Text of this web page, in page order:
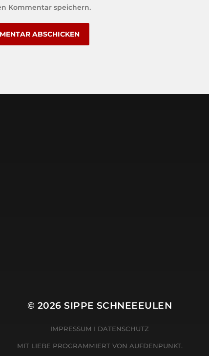
Kommentar speichern.
© 2026SIPPE SCHNEEEULEN
IMPRESSUM I DATENSCHUTZ
MIT LIEBE PROGRAMMIERT VON AUFDENPUNKT.